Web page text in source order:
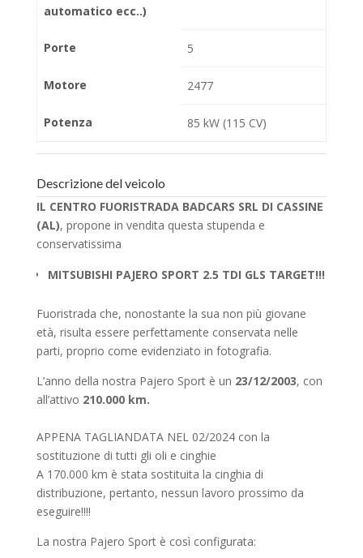
automatico ecc..)
Porte 5
Motore 2477
Potenza 85 kW (115 CV)
Descrizione del veicolo
IL CENTRO FUORISTRADA BADCARS SRL DI CASSINE
(AL), propone in vendita questa stupenda e
conservatissima
MITSUBISHI PAJERO SPORT 2.5 TDI GLS TARGET!!!
Fuoristrada che, nonostante la sua non più giovane
età, risulta essere perfettamente conservata nelle
parti, proprio come evidenziato in fotografia.
L’anno della nostra Pajero Sport è un 23/12/2003, con
all’attivo 210.000 km.
APPENA TAGLIANDATA NEL 02/2024 con la
sostituzione di tutti gli oli e cinghie
A 170.000 km è stata sostituita la cinghia di
distribuzione, pertanto, nessun lavoro prossimo da
eseguire!!!!
La nostra Pajero Sport è così configurata: